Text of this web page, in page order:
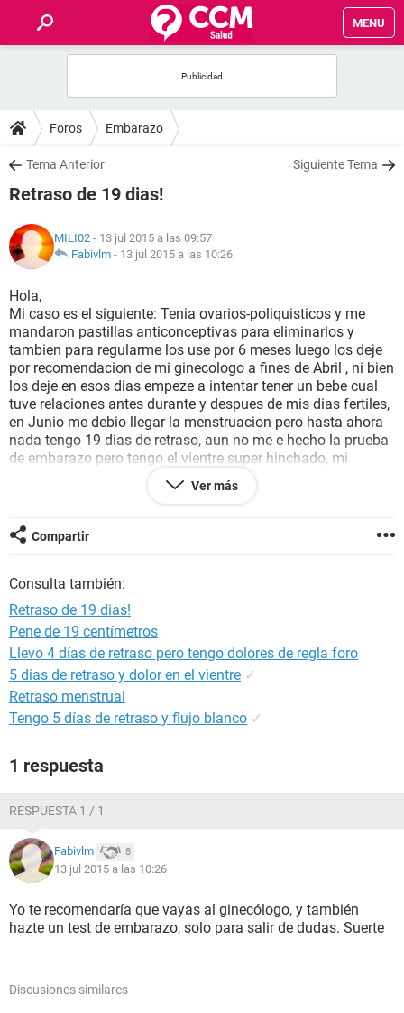
MENU
FOROS
SALUD
NUTRICIÓN
BIENESTAR
SEXUALIDAD
GLOSARIO
Foros Embarazo
Tema Anterior Siguiente Tema
Retraso de 19 dias!
MILI02 - 13 jul 2015 a las 09:57
Fabivlm - 13 jul 2015 a las 10:26
Hola,
Mi caso es el siguiente: Tenia ovarios-poliquisticos y me
mandaron pastillas anticonceptivas para eliminarlos y
tambien para regularme los use por 6 meses luego los deje
por recomendacion de mi ginecologo a fines de Abril , ni bien
los deje en esos dias empeze a intentar tener un bebe cual
tuve relaciones antes durante y despues de mis dias fertiles,
en Junio me debio llegar la menstruacion pero hasta ahora
nada tengo 19 dias de retraso, aun no me e hecho la prueba
de embarazo pero tengo el vientre super hinchado, mi
pregunta es ese retraso se puede deber a que deje las
pastillas o puede ser un embarazo? Le agradeceria mucho
Gracias
Ver más
Compartir
Consulta también:
Retraso de 19 dias!
Pene de 19 centímetros
Llevo 4 días de retraso pero tengo dolores de regla foro
5 días de retraso y dolor en el vientre ✓
Retraso menstrual
Tengo 5 días de retraso y flujo blanco ✓
1 respuesta
RESPUESTA 1 / 1
Fabivlm 8
13 jul 2015 a las 10:26
Yo te recomendaría que vayas al ginecólogo, y también
hazte un test de embarazo, solo para salir de dudas. Suerte
Discusiones similares